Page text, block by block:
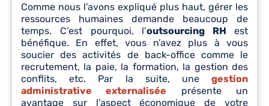
Comme nous l’avons expliqué plus haut, gérer les
ressources humaines demande beaucoup de
temps. C’est pourquoi, l’outsourcing RHest
bénéfique. En effet, vous n’avez plus à vous
soucier des activités de back-office comme le
recrutement, la paie, la formation, la gestion des
conflits, etc. Par la suite, une
gestion
administrative externalisée présente un
avantage sur l’aspect économique de votre